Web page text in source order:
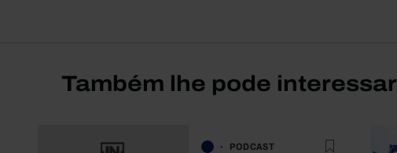
Também lhe pode interessar
PODCAST